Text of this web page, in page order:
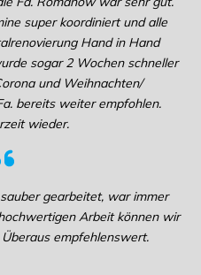
super koordiniert und alle
Hand in Hand
sogar 2 Wochen schneller
und Weihnachten/
bereits weiter empfohlen.
wieder.
gearbeitet, war immer
Arbeit können wir
empfehlenswert.